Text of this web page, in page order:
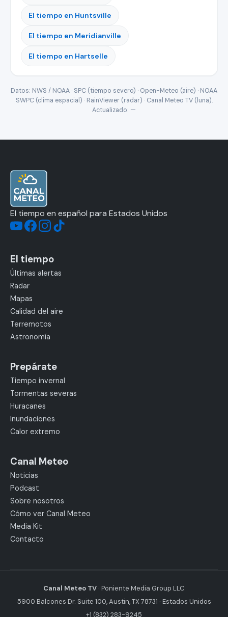
El tiempo en Huntsville
El tiempo en Meridianville
El tiempo en Hartselle
Datos: NWS / NOAA · SPC (tiempo severo) · Open-Meteo (aire) · NOAA
SWPC (clima espacial) · RainViewer (radar) · Canal Meteo TV (luna).
Actualizado: —
El tiempo en español para Estados Unidos
El tiempo
Últimas alertas
Radar
Mapas
Calidad del aire
Terremotos
Astronomía
Prepárate
Tiempo invernal
Tormentas severas
Huracanes
Inundaciones
Calor extremo
Canal Meteo
Noticias
Podcast
Sobre nosotros
Cómo ver Canal Meteo
Media Kit
Contacto
Canal Meteo TV · Poniente Media Group LLC
5900 Balcones Dr. Suite 100, Austin, TX 78731 · Estados Unidos
+1 (832) 283-9245